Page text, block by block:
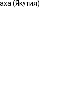
(Якутия)